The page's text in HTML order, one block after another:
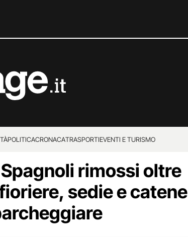
POLITICACRONACATRASPORTIEVENTI E TURISMO
rimossi oltre
sedie e catene